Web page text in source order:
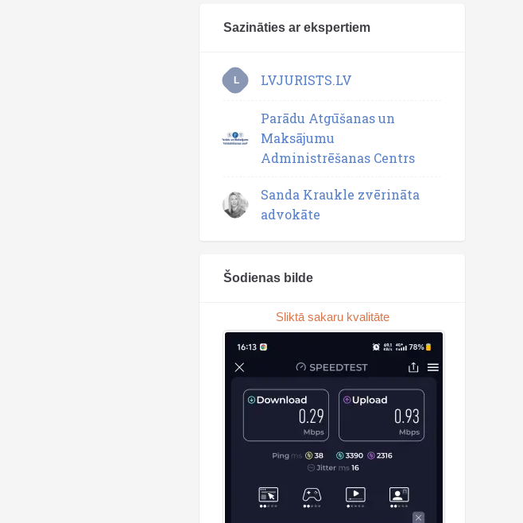
Sazināties ar ekspertiem
L LVJURISTS.LV
Parādu Atgūšanas un
Maksājumu
Administrēšanas Centrs
Sanda Kraukle zvērināta
advokāte
Šodienas bilde
Sliktā sakaru kvalitāte